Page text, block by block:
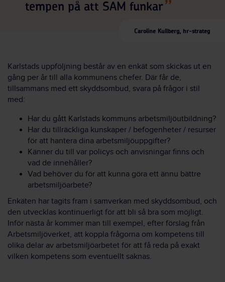
tempen på att SAM funkar
Caroline Kullberg, hr-strateg
Karlstads uppföljning består av en enkät som skickas ut en
gång per år till alla kommunens chefer. Där får de,
tillsammans med ett skyddsombud, svara på frågor i stil
med:
Har du gått Karlstads kommuns arbetsmiljöutbildning?
Har du tillräckliga kunskaper / befogenheter / resurser
för att hantera dina arbetsmiljöuppgifter?
Känner du till var policys och anvisningar finns och
vad de innehåller?
Vad behöver du för att kunna göra ett ännu bättre
arbetsmiljöarbete?
Enkäten har tagits fram i samverkan med skyddsombud, och
den utvecklas kontinuerligt för att bli så bra som möjligt.
Inför nästa år kommer man till exempel, efter förslag från
Arbetsmiljöverket, att koppla frågorna om kompetens till
olika delar av arbetsmiljöarbetet för att få reda på exakt
vilken kompetens som eventuellt saknas.